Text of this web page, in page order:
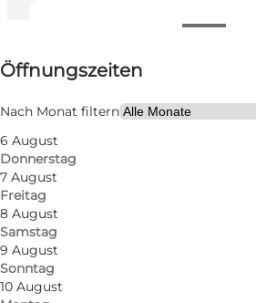
Öffnungszeiten anzeigen
Öffnungszeiten
Nach Monat filtern
6 August
Donnerstag
7 August
Freitag
8 August
Samstag
9 August
Sonntag
10 August
Website besuchen
Freunde, Mein Partner
Viggos besteht aus drei